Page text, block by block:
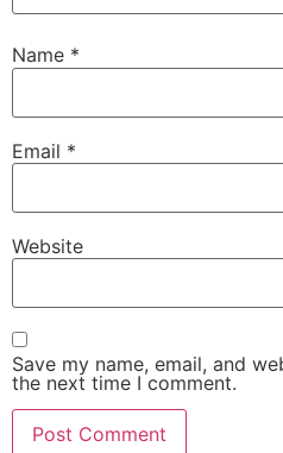
Name *
Email *
Website
Save my name, email, and
the next time I comment.